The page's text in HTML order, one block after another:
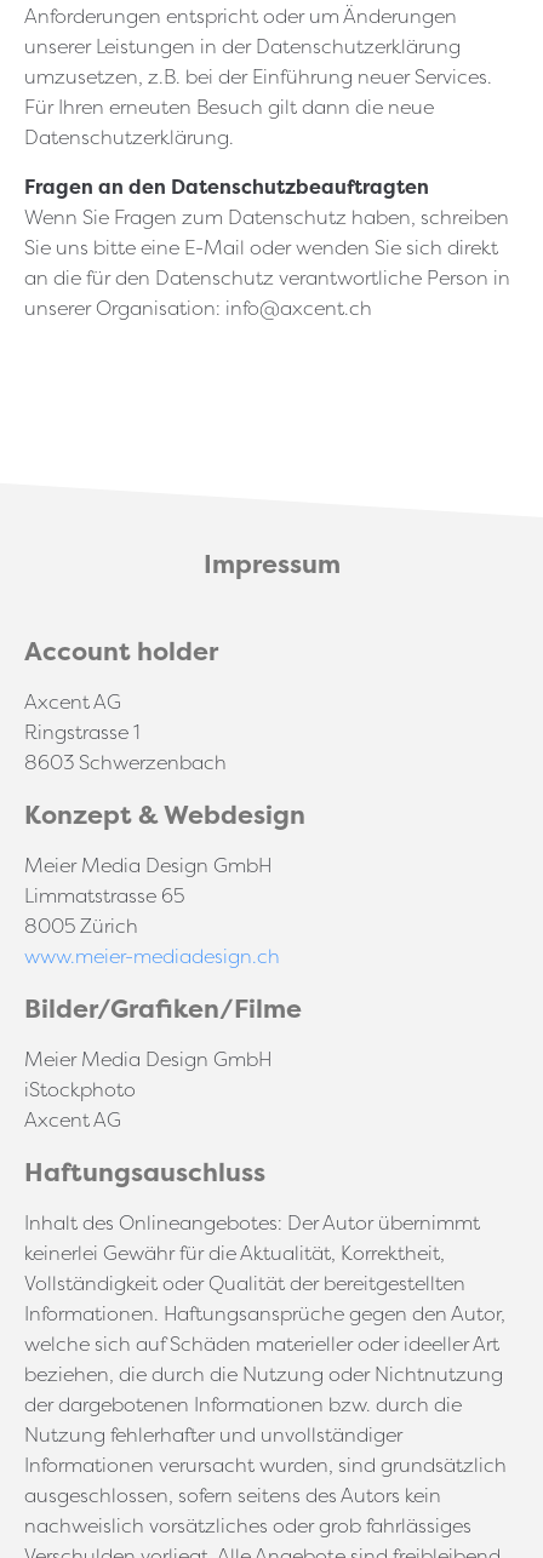
Anforderungen entspricht oder um Änderungen
unserer Leistungen in der Datenschutzerklärung
umzusetzen, z.B. bei der Einführung neuer Services.
Für Ihren erneuten Besuch gilt dann die neue
Datenschutzerklärung.
Fragen an den Datenschutzbeauftragten
Wenn Sie Fragen zum Datenschutz haben, schreiben
Sie uns bitte eine E-Mail oder wenden Sie sich direkt
an die für den Datenschutz verantwortliche Person in
unserer Organisation: info@axcent.ch
Impressum
Account holder
Axcent AG
Ringstrasse 1
8603 Schwerzenbach
Konzept & Webdesign
Meier Media Design GmbH
Limmatstrasse 65
8005 Zürich
www.meier-mediadesign.ch
Bilder/Grafiken/Filme
Meier Media Design GmbH
iStockphoto
Axcent AG
Haftungsauschluss
Inhalt des Onlineangebotes: Der Autor übernimmt
keinerlei Gewähr für die Aktualität, Korrektheit,
Vollständigkeit oder Qualität der bereitgestellten
Informationen. Haftungsansprüche gegen den Autor,
welche sich auf Schäden materieller oder ideeller Art
beziehen, die durch die Nutzung oder Nichtnutzung
der dargebotenen Informationen bzw. durch die
Nutzung fehlerhafter und unvollständiger
Informationen verursacht wurden, sind grundsätzlich
ausgeschlossen, sofern seitens des Autors kein
nachweislich vorsätzliches oder grob fahrlässiges